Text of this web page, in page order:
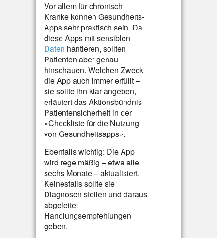
Vor allem für chronisch
Kranke können Gesundheits-
Apps sehr praktisch sein. Da
diese Apps mit sensiblen
Daten hantieren, sollten
Patienten aber genau
hinschauen. Welchen Zweck
die App auch immer erfüllt –
sie sollte ihn klar angeben,
erläutert das Aktionsbündnis
Patientensicherheit in der
«Checkliste für die Nutzung
von Gesundheitsapps».
Ebenfalls wichtig: Die App
wird regelmäßig – etwa alle
sechs Monate – aktualisiert.
Keinesfalls sollte sie
Diagnosen stellen und daraus
abgeleitet
Handlungsempfehlungen
geben.